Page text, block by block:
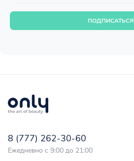
ПОДПИСАТЬСЯ
8 (777) 262-30-60
Ежедневно с 9:00 до 21:00